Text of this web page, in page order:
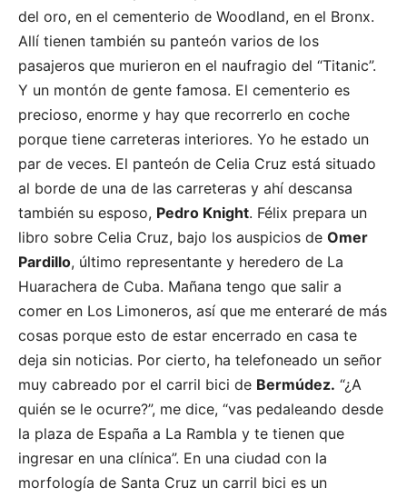
del oro, en el cementerio de Woodland, en el Bronx.
Allí tienen también su panteón varios de los
pasajeros que murieron en el naufragio del “Titanic”.
Y un montón de gente famosa. El cementerio es
precioso, enorme y hay que recorrerlo en coche
porque tiene carreteras interiores. Yo he estado un
par de veces. El panteón de Celia Cruz está situado
al borde de una de las carreteras y ahí descansa
también su esposo, Pedro Knight. Félix prepara un
libro sobre Celia Cruz, bajo los auspicios de Omer
Pardillo, último representante y heredero de La
Huarachera de Cuba. Mañana tengo que salir a
comer en Los Limoneros, así que me enteraré de más
cosas porque esto de estar encerrado en casa te
deja sin noticias. Por cierto, ha telefoneado un señor
muy cabreado por el carril bici de Bermúdez. “¿A
quién se le ocurre?”, me dice, “vas pedaleando desde
la plaza de España a La Rambla y te tienen que
ingresar en una clínica”. En una ciudad con la
morfología de Santa Cruz un carril bici es un